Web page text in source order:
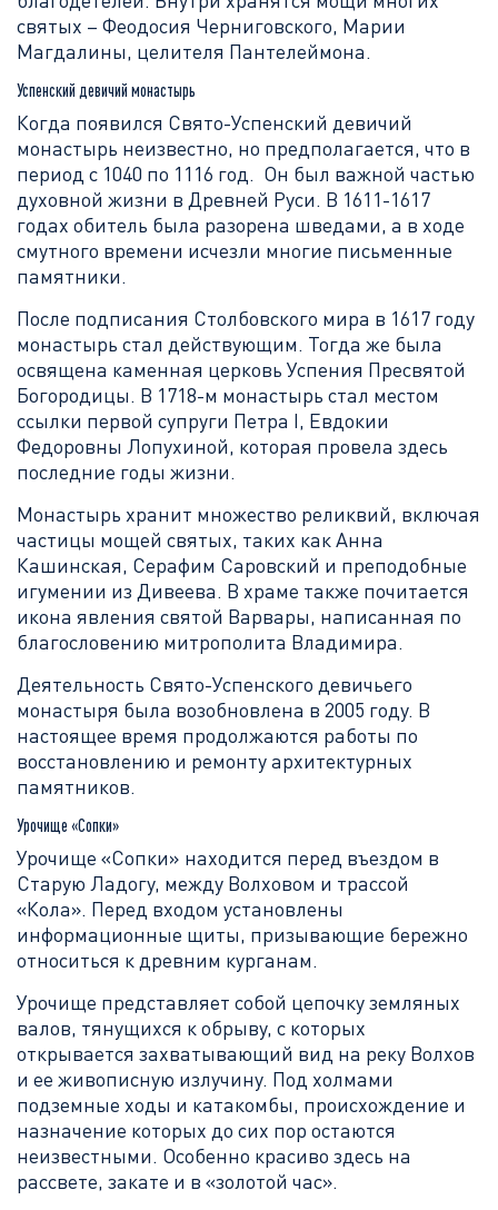
святых – Феодосия Черниговского, Марии
Магдалины, целителя Пантелеймона.
Успенский девичий монастырь
Когда появился Свято-Успенский девичий
монастырь неизвестно, но предполагается, что в
период с 1040 по 1116 год. Он был важной частью
духовной жизни в Древней Руси. В 1611-1617
годах обитель была разорена шведами, а в ходе
смутного времени исчезли многие письменные
памятники.
После подписания Столбовского мира в 1617 году
монастырь стал действующим. Тогда же была
освящена каменная церковь Успения Пресвятой
Богородицы. В 1718-м монастырь стал местом
ссылки первой супруги Петра I, Евдокии
Федоровны Лопухиной, которая провела здесь
последние годы жизни.
Монастырь хранит множество реликвий, включая
частицы мощей святых, таких как Анна
Кашинская, Серафим Саровский и преподобные
игумении из Дивеева. В храме также почитается
икона явления святой Варвары, написанная по
благословению митрополита Владимира.
Деятельность Свято-Успенского девичьего
монастыря была возобновлена в 2005 году. В
настоящее время продолжаются работы по
восстановлению и ремонту архитектурных
памятников.
Урочище «Сопки»
Урочище «Сопки» находится перед въездом в
Старую Ладогу, между Волховом и трассой
«Кола». Перед входом установлены
информационные щиты, призывающие бережно
относиться к древним курганам.
Урочище представляет собой цепочку земляных
валов, тянущихся к обрыву, с которых
открывается захватывающий вид на реку Волхов
и ее живописную излучину. Под холмами
подземные ходы и катакомбы, происхождение и
назначение которых до сих пор остаются
неизвестными. Особенно красиво здесь на
рассвете, закате и в «золотой час».